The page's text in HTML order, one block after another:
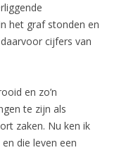
het graf stonden en
cijfers van
en zo’n
te zijn als
zaken. Nu ken ik
die leven een